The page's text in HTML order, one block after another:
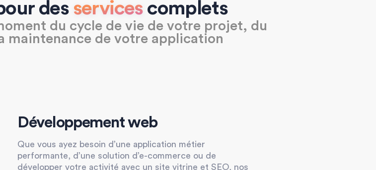
des servicescomplets
du cycle de vie de votre projet, du
maintenance de votre application
Développement web
Que vous ayez besoin d’une application métier
performante, d’une solution d’e-commerce ou de
développer votre activité avec un site vitrine et SEO, nos